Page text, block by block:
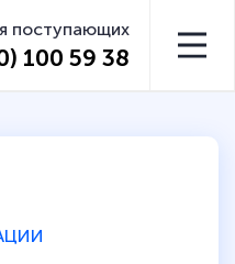
поступающих
100 59 38